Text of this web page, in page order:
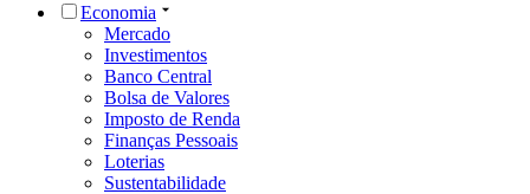
Economia
Mercado
Investimentos
Banco Central
Bolsa de Valores
Imposto de Renda
Finanças Pessoais
Loterias
Sustentabilidade